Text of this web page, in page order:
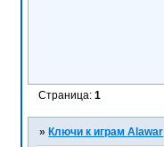
Страница:1
» Ключи к играм Alawar